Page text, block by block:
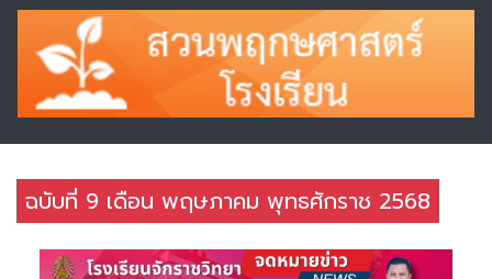
ฉบับที่ 9 เดือน พฤษภาคม พุทธศักราช 2568